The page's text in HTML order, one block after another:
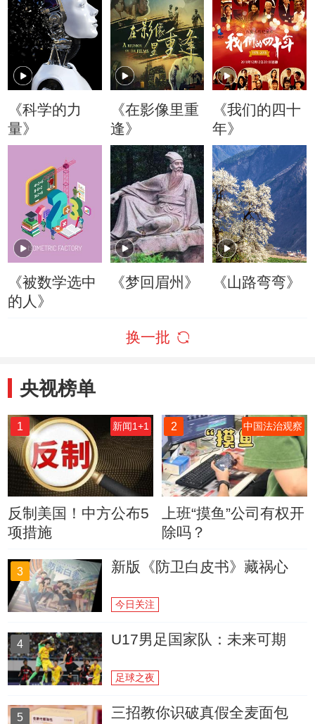
《科学的力
量》
《在影像里重
逢》
《我们的四十
年》
《被数学选中
的人》
《梦回眉州》 《山路弯弯》
换一批
央视榜单
1 新闻1+1
反制美国！中方公布5
项措施
2 中国法治观察
上班“摸鱼”公司有权开
除吗？
3 新版《防卫白皮书》藏祸心
今日关注
4 U17男足国家队：未来可期
足球之夜
5 三招教你识破真假全麦面包